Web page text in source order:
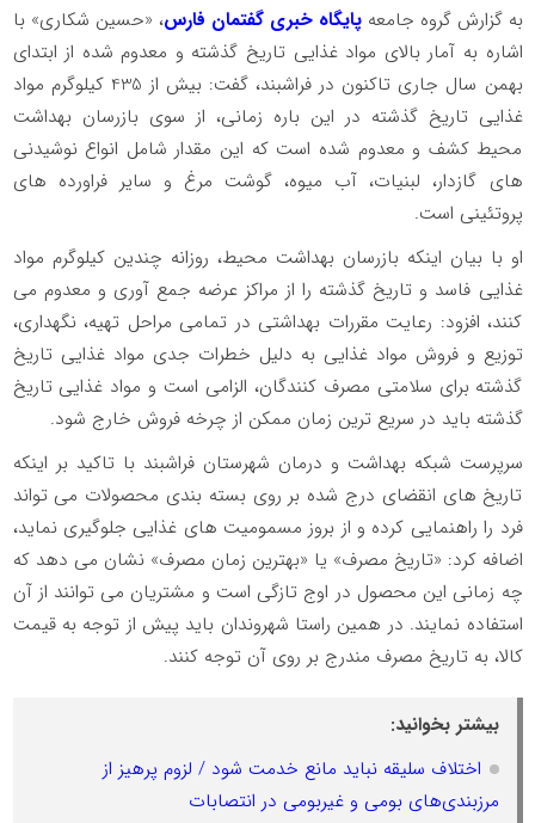
به گزارش گروه جامعه پایگاه خبری گفتمان فارس، «حسین شکاری» با
اشاره به آمار بالای مواد غذایی تاریخ گذشته و معدوم شده از ابتدای
بهمن سال جاری تاکنون در فراشبند، گفت: بیش از 435 کیلوگرم مواد
غذایی تاریخ گذشته در این باره زمانی، از سوی بازرسان بهداشت
محیط کشف و معدوم شده است که این مقدار شامل انواع نوشیدنی
های گازدار، لبنیات، آب میوه، گوشت مرغ و سایر فراورده های
پروتئینی است.
او با بیان اینکه بازرسان بهداشت محیط، روزانه چندین کیلوگرم مواد
غذایی فاسد و تاریخ گذشته را از مراکز عرضه جمع آوری و معدوم می
کنند، افزود: رعایت مقررات بهداشتی در تمامی مراحل تهیه، نگهداری،
توزیع و فروش مواد غذایی به دلیل خطرات جدی مواد غذایی تاریخ
گذشته برای سلامتی مصرف ‌کنندگان، الزامی است و مواد غذایی تاریخ
گذشته باید در سریع ترین زمان ممکن از چرخه فروش خارج شود.
سرپرست شبکه بهداشت و درمان شهرستان فراشبند با تاکید بر اینکه
تاریخ های انقضای درج شده بر روی بسته بندی محصولات می تواند
فرد را راهنمایی کرده و از بروز مسمومیت های غذایی جلوگیری نماید،
اضافه کرد: «تاریخ مصرف» یا «بهترین زمان مصرف» نشان می دهد که
چه زمانی این محصول در اوج تازگی است و مشتریان می توانند از آن
استفاده نمایند. در همین راستا شهروندان‌ باید پیش از توجه به قیمت
کالا، به تاریخ مصرف مندرج بر روی آن توجه کنند.
بیشتر بخوانید:
اختلاف سلیقه نباید مانع خدمت شود / لزوم پرهیز از
مرزبندی‌های بومی و غیربومی در انتصابات